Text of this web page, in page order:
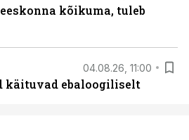
kõikuma, tuleb
04.08.26, 11:00
käituvad ebaloogiliselt